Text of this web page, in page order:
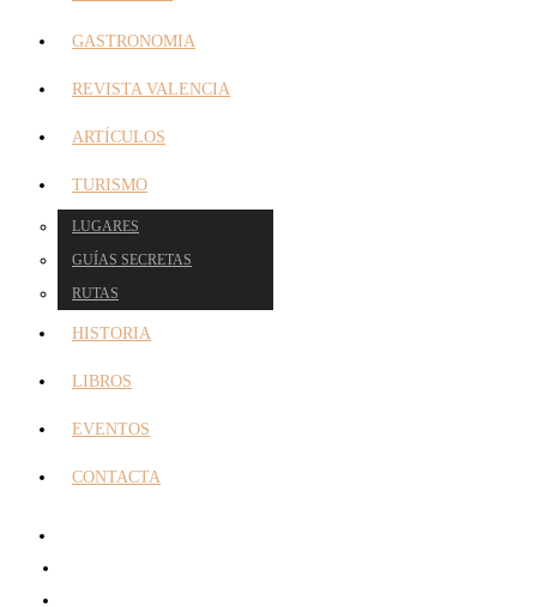
GASTRONOMIA
REVISTA VALENCIA
ARTÍCULOS
TURISMO
LUGARES
GUÍAS SECRETAS
RUTAS
HISTORIA
LIBROS
EVENTOS
CONTACTA